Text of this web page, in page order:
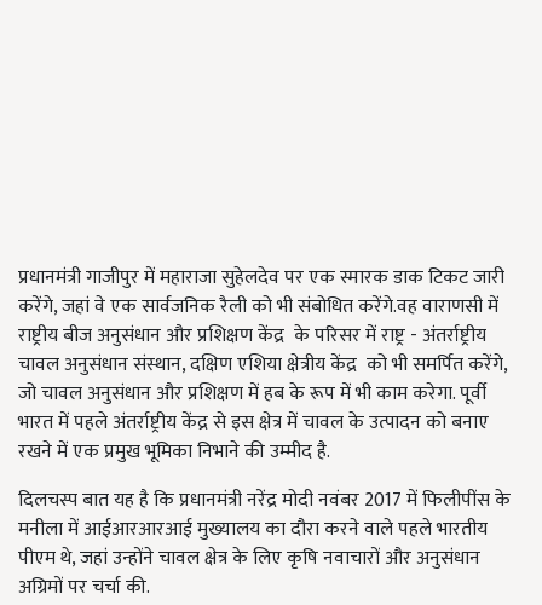
प्रधानमंत्री गाजीपुर में महाराजा सुहेलदेव पर एक स्मारक डाक टिकट जारी
करेंगे, जहां वे एक सार्वजनिक रैली को भी संबोधित करेंगे.वह वाराणसी में
राष्ट्रीय बीज अनुसंधान और प्रशिक्षण केंद्र के परिसर में राष्ट्र - अंतर्राष्ट्रीय
चावल अनुसंधान संस्थान, दक्षिण एशिया क्षेत्रीय केंद्र को भी समर्पित करेंगे,
जो चावल अनुसंधान और प्रशिक्षण में हब के रूप में भी काम करेगा. पूर्वी
भारत में पहले अंतर्राष्ट्रीय केंद्र से इस क्षेत्र में चावल के उत्पादन को बनाए
रखने में एक प्रमुख भूमिका निभाने की उम्मीद है.
दिलचस्प बात यह है कि प्रधानमंत्री नरेंद्र मोदी नवंबर 2017 में फिलीपींस के
मनीला में आईआरआरआई मुख्यालय का दौरा करने वाले पहले भारतीय
पीएम थे, जहां उन्होंने चावल क्षेत्र के लिए कृषि नवाचारों और अनुसंधान
अग्रिमों पर चर्चा की.